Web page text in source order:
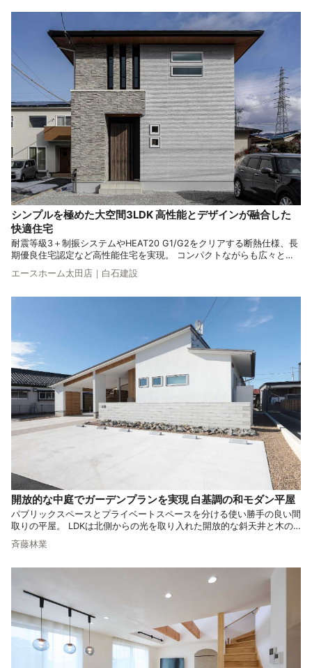
シンプルを極めた大空間3LDK 高性能とデザインが融合した
快適住宅
耐震等級3＋制振システムやHEAT20 G1/G2をクリアする断熱仕様、長
期優良住宅認定など高性能住宅を実現。 コンパクトながらも広々とし
た3LDKの空間設計で、吹き抜けと大きな窓、最小限の間仕切りで明る
く快適な住まいを提供します。 家事動線にも配慮した設計で、家族全
エースホーム太田店｜白石建設
開放的な中庭でガーデンプランを実現 白基調の和モダン平屋
パブリックスペースとプライベートスペースを分ける使い勝手の良い間
取りの平屋。 LDKは北側からの光を取り入れた開放的な斜天井と木の
温もりを感じる造作家具が特徴です。 また、家に一体化したガレージ
はプライバシーを保ちつつ、悪天候から守る機能的な空間に仕上がって
斉藤林業